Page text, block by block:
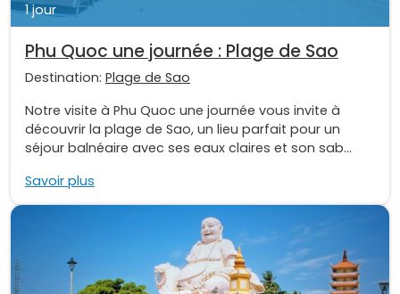
1 jour
Phu Quoc une journée : Plage de Sao
Destination: Plage de Sao
Notre visite à Phu Quoc une journée vous invite à
découvrir la plage de Sao, un lieu parfait pour un
séjour balnéaire avec ses eaux claires et son sab...
Savoir plus